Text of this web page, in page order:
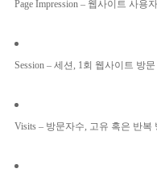
Page Impression – 웹사이트 사용
Session – 세션, 1회 웹사이트 방
Visits – 방문자수, 고유 혹은 반복